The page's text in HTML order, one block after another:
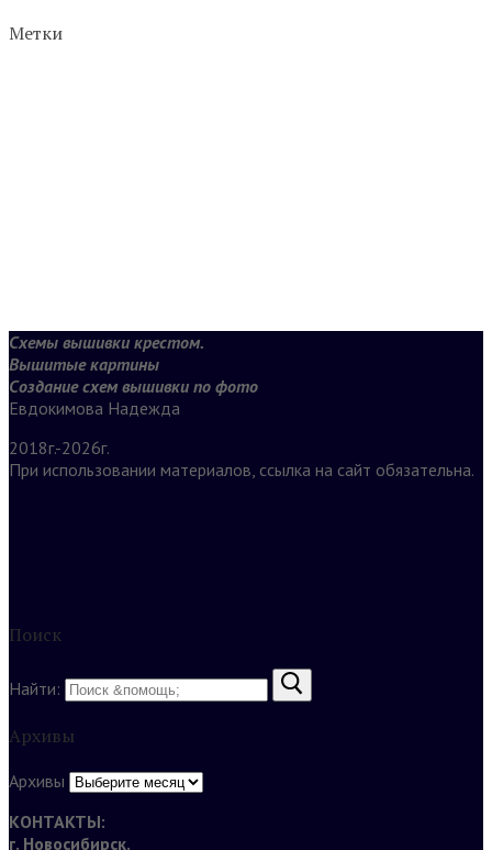
Метки
Схемы вышивки крестом.
Вышитые картины
Создание схем вышивки по фото
Евдокимова Надежда
2018г.-2026г.
При использовании материалов, ссылка на сайт обязательна.
Поиск
Найти:
Архивы
Архивы
КОНТАКТЫ:
г. Новосибирск.